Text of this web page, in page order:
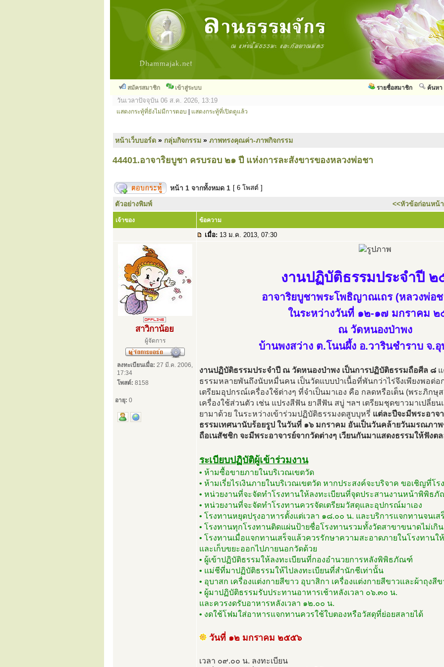
สมัครสมาชิก เข้าสู่ระบบ ค้นหา
รายชื่อสมาชิก
วันเวลาปัจจุบัน 06 ส.ค. 2026, 13:19
แสดงกระทู้ที่ยังไม่มีการตอบ แสดงกระทู้ที่เปิดดูแล้ว
หน้าเว็บบอร์ด » กลุ่มกิจกรรม » ภาพทรงคุณค่า-ภาพกิจกรรม
44401.อาจาริยบูชา ครบรอบ ๒๑ ปี แห่งการละสังขารของหลวงพ่อชา
หน้า 1 จากทั้งหมด 1 [ 6 โพสต์ ]
ตัวอย่างพิมพ์ <<หัวข้อก่อนหน้า
เจ้าของ ข้อความ
เมื่อ: 13 ม.ค. 2013, 07:30
สาวิกาน้อย
ผู้จัดการ
ลงทะเบียนเมื่อ: 27 มี.ค. 2006,
17:34
โพสต์: 8158
อายุ: 0
งานปฏิบัติธรรมประจำปี
อาจาริยบูชาพระโพธิญาณเถร (หลวงพ่อ
ในระหว่างวันที่ ๑๒-๑๗ มกราคม
ณ วัดหนองป่าพง
บ้านพงสว่าง ต.โนนผึ้ง อ.วารินชำราบ จ.
งานปฏิบัติธรรมประจำปี ณ วัดหนองป่าพง เป็นการปฏิบัติธรรมถือศีล ๘
ธรรมหลายพันถึงนับหมื่นคน เป็นวัดแบบป่าเนื้อที่พันกว่าไร่จึงเพียงพอต่
เตรียมอุปกรณ์เครื่องใช้ต่างๆ ที่จำเป็นมาเอง คือ กลดหรือเต็น (พระภิก
เครื่องใช้ส่วนตัว เช่น แปรงสีฟัน ยาสีฟัน สบู่ ฯลฯ เตรียมชุดขาวมาเปลี่ย
ยามาด้วย ในระหว่างเข้าร่วมปฏิบัติธรรมงดสูบบุหรี่ แต่ละปีจะมีพระอาจ
ธรรมเทศนานับร้อยรูป ในวันที่ ๑๖ มกราคม อันเป็นวันคล้ายวันมรณภา
ถือเนสัชชิก จะมีพระอาจารย์จากวัดต่างๆ เวียนกันมาแสดงธรรมให้ฟังต
ระเบียบปฏิบัติผู้เข้าร่วมงาน
• ห้ามซื้อขายภายในบริเวณเขตวัด
• ห้ามเรี่ยไรเงินภายในบริเวณเขตวัด หากประสงค์จะบริจาค ขอเชิญที่โร
• หน่วยงานที่จะจัดทำโรงทานให้ลงทะเบียนที่จุดประสานงานหน้าพิพิธ
• หน่วยงานที่จะจัดทำโรงทานควรจัดเตรียมวัสดุและอุปกรณ์มาเอง
• โรงทานหยุดปรุงอาหารตั้งแต่เวลา ๑๘.๐๐ น. และบริการแจกทานจนเ
• โรงทานทุกโรงทานติดแผ่นป้ายชื่อโรงทานรวมทั้งวัดสาขาขนาดไม่เกิน
• โรงทานเมื่อแจกทานเสร็จแล้วควรรักษาความสะอาดภายในโรงทานใ
และเก็บขยะออกไปภายนอกวัดด้วย
• ผู้เข้าปฏิบัติธรรมให้ลงทะเบียนที่กองอำนวยการหลังพิพิธภัณฑ์
• แม่ชีที่มาปฏิบัติธรรมให้ไปลงทะเบียนที่สำนักชีเท่านั้น
• อุบาสก เครื่องแต่งกายสีขาว อุบาสิกา เครื่องแต่งกายสีขาวและผ้าถุงสีข
• ผู้มาปฏิบัติธรรมรับประทานอาหารเช้าหลังเวลา ๐๖.๓๐ น.
และควรงดรับอาหารหลังเวลา ๑๒.๐๐ น.
• งดใช้โฟมใส่อาหารแจกทานควรใช้ใบตองหรือวัสดุที่ย่อยสลายได้
วันที่ ๑๒ มกราคม ๒๕๕๖
เวลา ๐๙.๐๐ น. ลงทะเบียน